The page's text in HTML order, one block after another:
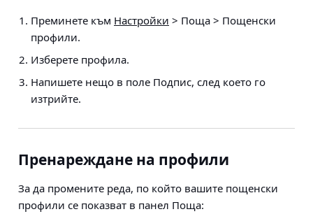
Преминете към Настройки > Поща > Пощенски
профили.
Изберете профила.
Напишете нещо в поле Подпис, след което го
изтрийте.
Пренареждане на профили
За да промените реда, по който вашите пощенски
профили се показват в панел Поща: